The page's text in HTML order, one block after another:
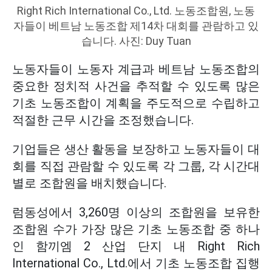
Right Rich International Co., Ltd. 노동조합원, 노동
자들이 베트남 노동조합 제14차 대회를 관람하고 있
습니다. 사진: Duy Tuan
노동자들이 노동자 계급과 베트남 노동조합의
중요한 정치적 사건을 추적할 수 있도록 많은
기초 노동조합이 계획을 주도적으로 수립하고
적절한 근무 시간을 조정했습니다.
기업들은 생산 활동을 보장하고 노동자들이 대
회를 직접 관람할 수 있도록 각 그룹, 각 시간대
별로 조합원을 배치했습니다.
럼동성에서 3,260명 이상의 조합원을 보유한
조합원 수가 가장 많은 기초 노동조합 중 하나
인 함끼엠 2 산업 단지 내 Right Rich
International Co., Ltd.에서 기초 노동조합 집행